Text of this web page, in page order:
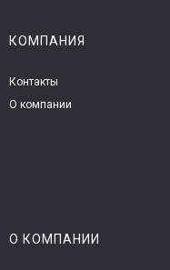
КОМПАНИЯ
Контакты
О компании
О КОМПАНИИ